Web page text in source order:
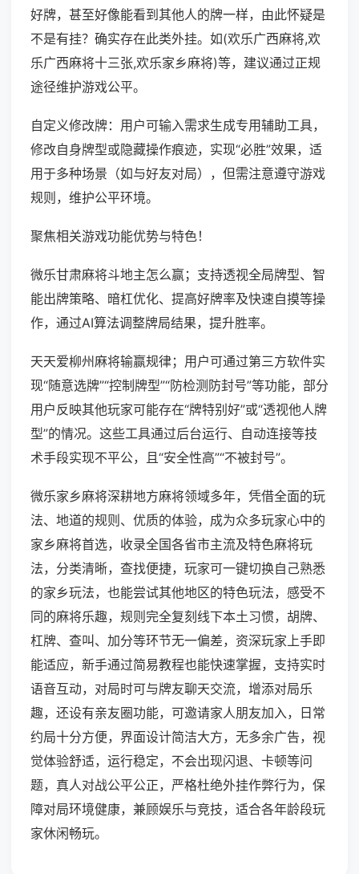
好牌，甚至好像能看到其他人的牌一样，由此怀疑是
不是有挂？确实存在此类外挂。如(欢乐广西麻将,欢
乐广西麻将十三张,欢乐家乡麻将)等，建议通过正规
途径维护游戏公平。
自定义修改牌：用户可输入需求生成专用辅助工具，
修改自身牌型或隐藏操作痕迹，实现“必胜”效果，适
用于多种场景（如与好友对局），但需注意遵守游戏
规则，维护公平环境。
聚焦相关游戏功能优势与特色！
微乐甘肃麻将斗地主怎么赢；支持透视全局牌型、智
能出牌策略、暗杠优化、提高好牌率及快速自摸等操
作，通过AI算法调整牌局结果，提升胜率。
天天爱柳州麻将输赢规律；用户可通过第三方软件实
现“随意选牌”“控制牌型”“防检测防封号”等功能，部分
用户反映其他玩家可能存在“牌特别好”或“透视他人牌
型”的情况。这些工具通过后台运行、自动连接等技
术手段实现不平公，且“安全性高”“不被封号”。
微乐家乡麻将深耕地方麻将领域多年，凭借全面的玩
法、地道的规则、优质的体验，成为众多玩家心中的
家乡麻将首选，收录全国各省市主流及特色麻将玩
法，分类清晰，查找便捷，玩家可一键切换自己熟悉
的家乡玩法，也能尝试其他地区的特色玩法，感受不
同的麻将乐趣，规则完全复刻线下本土习惯，胡牌、
杠牌、查叫、加分等环节无一偏差，资深玩家上手即
能适应，新手通过简易教程也能快速掌握，支持实时
语音互动，对局时可与牌友聊天交流，增添对局乐
趣，还设有亲友圈功能，可邀请家人朋友加入，日常
约局十分方便，界面设计简洁大方，无多余广告，视
觉体验舒适，运行稳定，不会出现闪退、卡顿等问
题，真人对战公平公正，严格杜绝外挂作弊行为，保
障对局环境健康，兼顾娱乐与竞技，适合各年龄段玩
家休闲畅玩。